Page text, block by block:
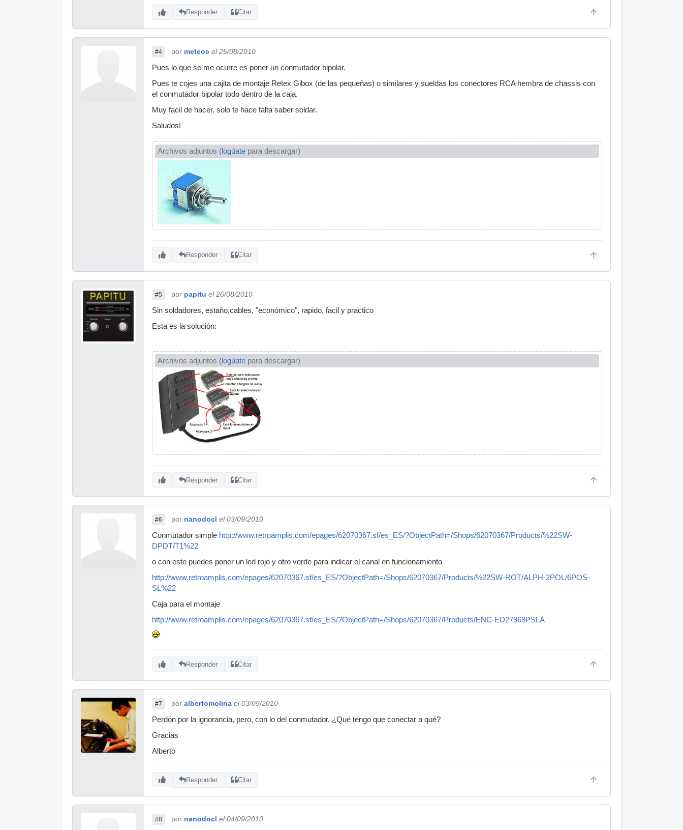
Responder Citar
#4 por meteoc el 25/08/2010
Pues lo que se me ocurre es poner un conmutador bipolar.
Pues te cojes una cajita de montaje Retex Gibox (de las pequeñas) o similares y sueldas los conectores RCA hembra de chassis con
el conmutador bipolar todo dentro de la caja.
Muy facil de hacer, solo te hace falta saber soldar.
Saludos!
Archivos adjuntos (logúate para descargar)
Responder Citar
#5 por papitu el 26/08/2010
Sin soldadores, estaño,cables, "económico", rapido, facil y practico
Esta es la solución:
Archivos adjuntos (logúate para descargar)
Responder Citar
#6 por nanodocl el 03/09/2010
Conmutador simple http://www.retroamplis.com/epages/62070367.sf/es_ES/?ObjectPath=/Shops/62070367/Products/%22SW-
DPDT/T1%22
o con este puedes poner un led rojo y otro verde para indicar el canal en funcionamiento
http://www.retroamplis.com/epages/62070367.sf/es_ES/?ObjectPath=/Shops/62070367/Products/%22SW-ROT/ALPH-2POL/6POS-
SL%22
Caja para el montaje
http://www.retroamplis.com/epages/62070367.sf/es_ES/?ObjectPath=/Shops/62070367/Products/ENC-ED27969PSLA
Responder Citar
#7 por albertomolina el 03/09/2010
Perdón por la ignorancia, pero, con lo del conmutador, ¿Qué tengo que conectar a qué?
Gracias
Alberto
Responder Citar
#8 por nanodocl el 04/09/2010